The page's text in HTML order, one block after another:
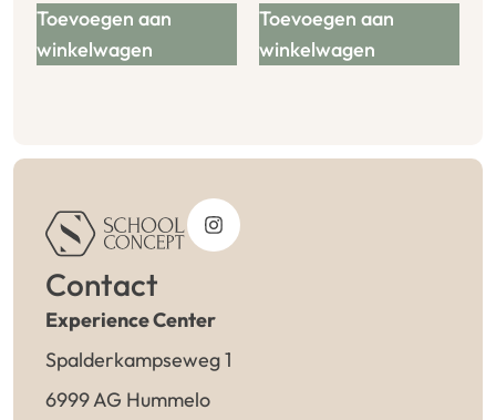
Toevoegen aan
winkelwagen
Toevoegen aan
winkelwagen
Contact
Experience Center
Spalderkampseweg 1
6999 AG Hummelo